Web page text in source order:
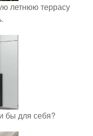
летнюю террасу
бы для себя?